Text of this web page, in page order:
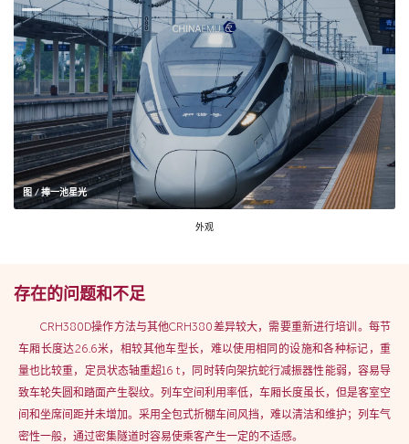
图 / 捧一池星光
外观
存在的问题和不足
CRH380D操作方法与其他CRH380差异较大，需要重新进行培训。每节
车厢长度达26.6米，相较其他车型长，难以使用相同的设施和各种标记，重
量也比较重，定员状态轴重超16 t，同时转向架抗蛇行减振器性能弱，容易导
致车轮失圆和踏面产生裂纹。列车空间利用率低，车厢长度虽长，但是客室空
间和坐席间距并未增加。采用全包式折棚车间风挡，难以清洁和维护；列车气
密性一般，通过密集隧道时容易使乘客产生一定的不适感。